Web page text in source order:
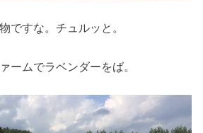
ですな。チュルッと。
ームでラベンダーをば。